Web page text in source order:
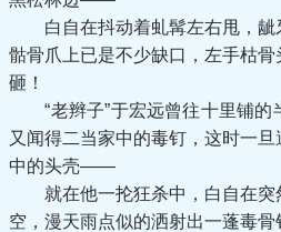
白自在抖动着虬髯左右甩，龇
骷骨爪上已是不少缺口，左手枯
砸！
“老辫子”于宏远曾往十里铺的
又闻得二当家中的毒钉，这时一
中的头壳——
就在他一抡狂杀中，白自在突
空，漫天雨点似的洒射出一蓬毒骨